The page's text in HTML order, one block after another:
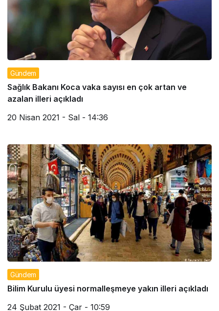
Gündem
Sağlık Bakanı Koca vaka sayısı en çok artan ve
azalan illeri açıkladı
20 Nisan 2021 - Sal - 14:36
Gündem
Bilim Kurulu üyesi normalleşmeye yakın illeri açıkladı
24 Şubat 2021 - Çar - 10:59